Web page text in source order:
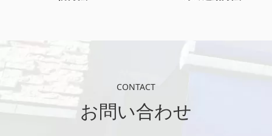
CONTACT
お問い合わせ